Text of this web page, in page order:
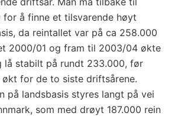
å finne et tilsvarende høyt
da reintallet var på ca 258.000
2000/01 og fram til 2003/04 økte
lå stabilt på rundt 233.000, før
for de to siste driftsårene.
på landsbasis styres langt på vei
som med drøyt 187.000 rein